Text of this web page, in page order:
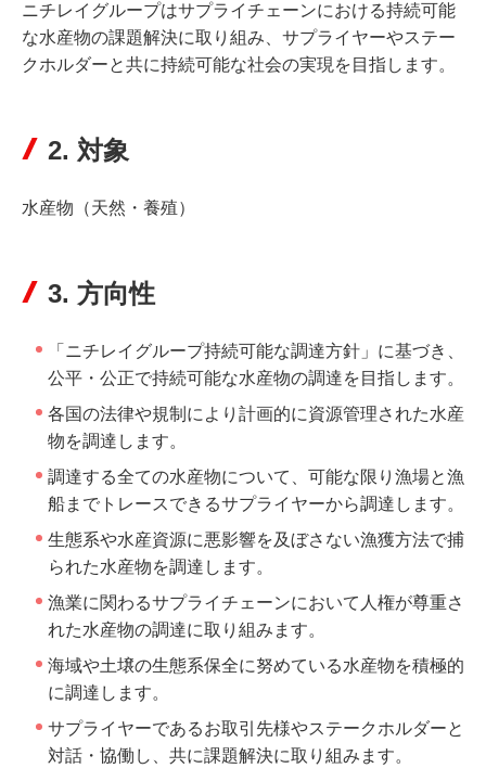
ニチレイグループはサプライチェーンにおける持続可能
な水産物の課題解決に取り組み、サプライヤーやステー
クホルダーと共に持続可能な社会の実現を目指します。
2. 対象
水産物（天然・養殖）
3. 方向性
「ニチレイグループ持続可能な調達方針」に基づき、
公平・公正で持続可能な水産物の調達を目指します。
各国の法律や規制により計画的に資源管理された水産
物を調達します。
調達する全ての水産物について、可能な限り漁場と漁
船までトレースできるサプライヤーから調達します。
生態系や水産資源に悪影響を及ぼさない漁獲方法で捕
られた水産物を調達します。
漁業に関わるサプライチェーンにおいて人権が尊重さ
れた水産物の調達に取り組みます。
海域や土壌の生態系保全に努めている水産物を積極的
に調達します。
サプライヤーであるお取引先様やステークホルダーと
対話・協働し、共に課題解決に取り組みます。